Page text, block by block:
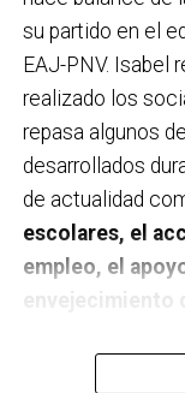
su partido en el
EAJ-PNV. Isabel
realizado los
repasa algunos
desarrollados
de actualidad
escolares, el
empleo, el
envejecimiento
A un año de